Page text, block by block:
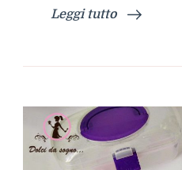
Leggi tutto